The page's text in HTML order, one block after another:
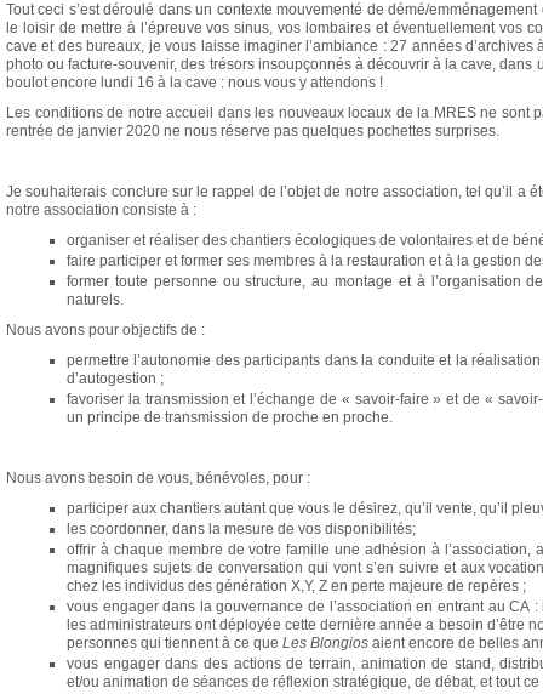
Tout ceci s’est déroulé dans un contexte mouvementé de démé/
le loisir de mettre à l’épreuve vos sinus, vos lombaires et éventuellement vos
cave et des bureaux, je vous laisse imaginer l’ambiance : 27 années
photo ou facture-souvenir, des trésors insoupçonnés à découvrir à la cave,
boulot encore lundi 16 à la cave : nous vous y attendons !
Les conditions de notre accueil dans les nouveaux locaux de la MRES ne sont
rentrée de janvier 2020 ne nous réserve pas quelques pochettes surprises.
Je souhaiterais conclure sur le rappel de l’objet de notre association, tel qu’il a
notre association consiste à :
organiser et réaliser des chantiers écologiques de volontaires et de
faire participer et former ses membres à la restauration et à la gestion
former toute personne ou structure, au montage et à l’organisation
naturels.
Nous avons pour objectifs de :
permettre l’autonomie des participants dans la conduite et la
d’autogestion ;
favoriser la transmission et l’échange de « savoir-faire » et de «
un principe de transmission de proche en proche.
Nous avons besoin de vous, bénévoles, pour :
participer aux chantiers autant que vous le désirez, qu’il vente, qu’il
les coordonner, dans la mesure de vos disponibilités;
offrir à chaque membre de votre famille une adhésion à l’association,
magnifiques sujets de conversation qui vont s’en suivre et aux
chez les individus des génération X,Y, Z en perte majeure de repères ;
vous engager dans la gouvernance de l’association en entrant au CA
les administrateurs ont déployée cette dernière année a besoin d’être
personnes qui tiennent à ce que Les Blongios aient encore de belles
vous engager dans des actions de terrain, animation de stand,
et/ou animation de séances de réflexion stratégique, de débat, et tout